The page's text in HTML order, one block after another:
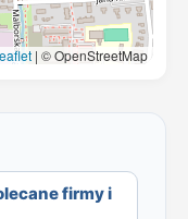
| © OpenStreetMap
firmy i